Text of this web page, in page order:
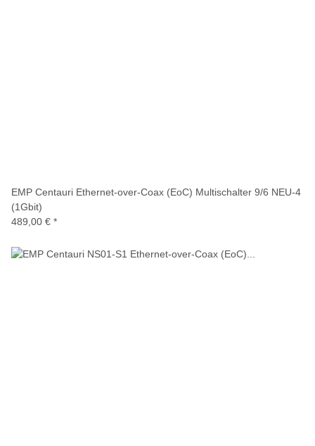
EMP Centauri Ethernet-over-Coax (EoC) Multischalter 9/6 NEU-4
(1Gbit)
489,00 € *